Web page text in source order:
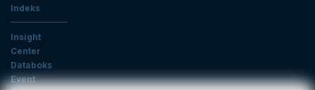
Indeks
Insight
Center
Databoks
Event